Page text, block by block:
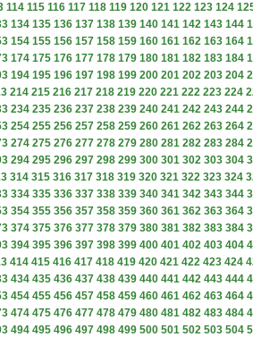
114 115 116 117 118 119 120 121 122 123 124
134 135 136 137 138 139 140 141 142 143 144
154 155 156 157 158 159 160 161 162 163 164
174 175 176 177 178 179 180 181 182 183 184
194 195 196 197 198 199 200 201 202 203 204
214 215 216 217 218 219 220 221 222 223 224
234 235 236 237 238 239 240 241 242 243 244
254 255 256 257 258 259 260 261 262 263 264
274 275 276 277 278 279 280 281 282 283 284
294 295 296 297 298 299 300 301 302 303 304
314 315 316 317 318 319 320 321 322 323 324
334 335 336 337 338 339 340 341 342 343 344
354 355 356 357 358 359 360 361 362 363 364
374 375 376 377 378 379 380 381 382 383 384
394 395 396 397 398 399 400 401 402 403 404
414 415 416 417 418 419 420 421 422 423 424
434 435 436 437 438 439 440 441 442 443 444
454 455 456 457 458 459 460 461 462 463 464
474 475 476 477 478 479 480 481 482 483 484
494 495 496 497 498 499 500 501 502 503 504